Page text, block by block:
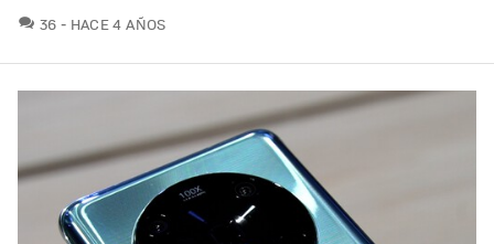
36 COMENTARIOS
HACE 4 AÑOS